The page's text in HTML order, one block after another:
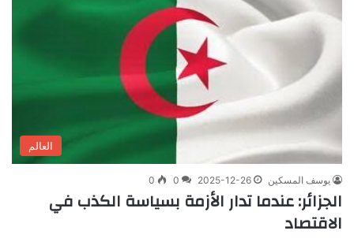
العالم
يوسف المسكين 2025-12-26
0
0
الجزائر: عندما تدار الأزمة بسياسة الكذب في
الاقتصاد